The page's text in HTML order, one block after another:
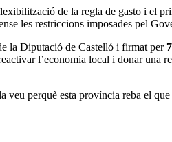
de la regla de gasto i el
les restriccions imposades pel
la Diputació de Castelló i firmat per
l’economia local i donar una
perquè esta província reba el